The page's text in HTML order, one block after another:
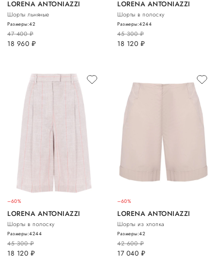
LORENA ANTONIAZZI
Шорты льняные
47 400руб.
18 960 руб.
Размеры:42
LORENA ANTONIAZZI
Шорты в полоску
45 300руб.
18 120 руб.
Размеры:4244
–60%
LORENA ANTONIAZZI
Шорты в полоску
45 300руб.
18 120 руб.
Размеры:4244
–60%
LORENA ANTONIAZZI
Шорты из хлопка
42 600руб.
17 040 руб.
Размеры:42